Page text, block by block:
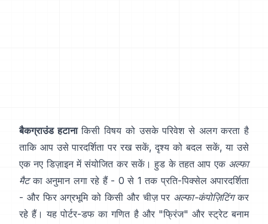
बैकग्राउंड हटानाकिसी विषय को उसके परिवेश से अलग करता है
ताकि आप उसे पारदर्शिता पर रख सकें, दृश्य को बदल सकें, या उसे
एक नए डिज़ाइन में संयोजित कर सकें। हुड के तहत आप एक अल्फा
मैटका अनुमान लगा रहे हैं - 0 से 1 तक प्रति-पिक्सेल अपारदर्शिता
- और फिर अग्रभूमि को किसी और चीज़ पर अल्फा-कंपोज़िटिंगकर
रहे हैं। यहपोर्टर-डफ का गणित है और "फ्रिंज" और स्ट्रेट बनाम